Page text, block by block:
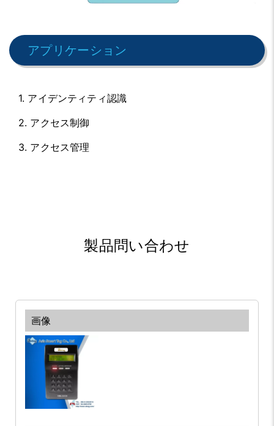
アプリケーション
1. アイデンティティ認識
2. アクセス制御
3. アクセス管理
製品問い合わせ